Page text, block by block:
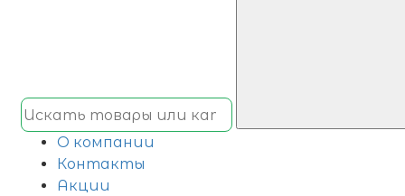
О компании
Контакты
Акции